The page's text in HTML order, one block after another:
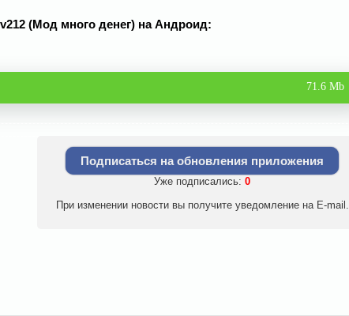
(Мод много денег) на Андроид:
71.6 Mb
Подписаться на обновления приложения
Уже подписались: 0
При изменении новости вы получите уведомление на E-mail.